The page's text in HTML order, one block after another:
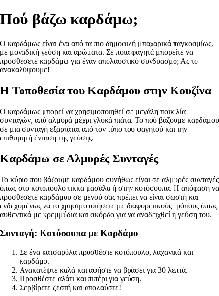
Πού βάζω καρδάμω;
Ο καρδάμως είναι ένα από τα πιο δημοφιλή μπαχαρικά παγκοσμίως,
με μοναδική γεύση και αρώματα. Σε ποια φαγητά μπορείτε να
προσθέσετε καρδάμω για έναν απολαυστικό συνδυασμό; Ας το
ανακαλύψουμε!
Η Τοποθεσία του Καρδάμου στην Κουζίνα
Ο καρδάμως μπορεί να χρησιμοποιηθεί σε μεγάλη ποικιλία
συνταγών, από αλμυρά μέχρι γλυκά πιάτα. Το πού βάζουμε καρδάμου
σε μια συνταγή εξαρτάται από τον τύπο του φαγητού και την
επιθυμητή ένταση της γεύσης.
Καρδάμω σε Αλμυρές Συνταγές
To κύριο που βάζουμε καρδάμου συνήθως είναι σε αλμυρές συνταγές
όπως στο κοτόπουλο τικκα μασάλα ή στην κοτόσουπα. Η απόφαση να
προσθέσετε καρδάμου σε μενού σας πρέπει να είναι σωστή και
ενδεχομένως να το χρησιμοποιήσετε με διαφορετικούς τρόπους όπως
αυθεντικά με κρεμμύδια και σκόρδο για να αναδειχθεί η γεύση του.
Συνταγή: Κοτόσουπα με Καρδάμο
Σε ένα κατσαρόλα προσθέστε κοτόπουλο, λαχανικά και
καρδάμο.
Ανακατέψτε καλά και αφήστε να βράσει για 30 λεπτά.
Προσθέστε αλάτι και πιπέρι για γεύση.
Σερβίρετε ζεστή και απολαύστε!